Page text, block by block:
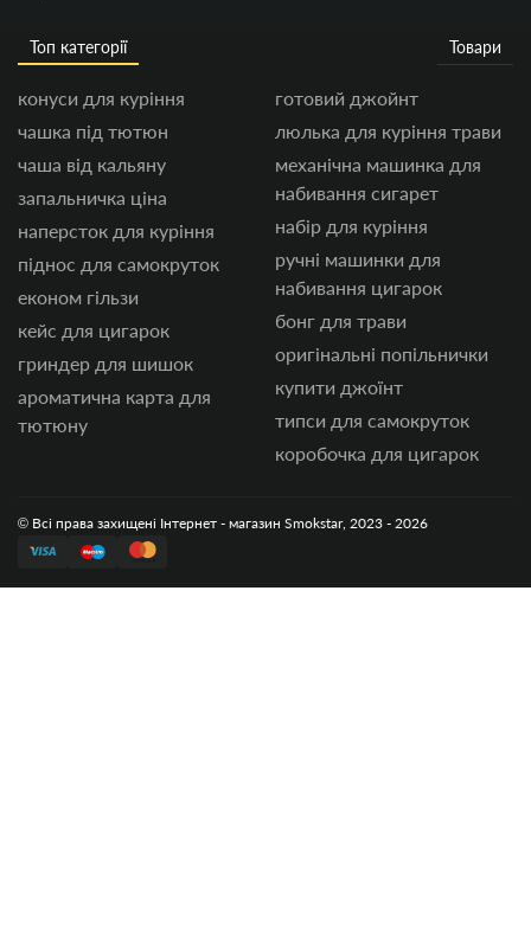
Топ категорії Товари
конуси для куріння
чашка під тютюн
чаша від кальяну
запальничка ціна
наперсток для куріння
піднос для самокруток
економ гільзи
кейс для цигарок
гриндер для шишок
ароматична карта для
тютюну
готовий джойнт
люлька для куріння трави
механічна машинка для
набивання сигарет
набір для куріння
ручні машинки для
набивання цигарок
бонг для трави
оригінальні попільнички
купити джоїнт
типси для самокруток
коробочка для цигарок
© Всі права захищені Інтернет - магазин Smokstar, 2023 - 2026